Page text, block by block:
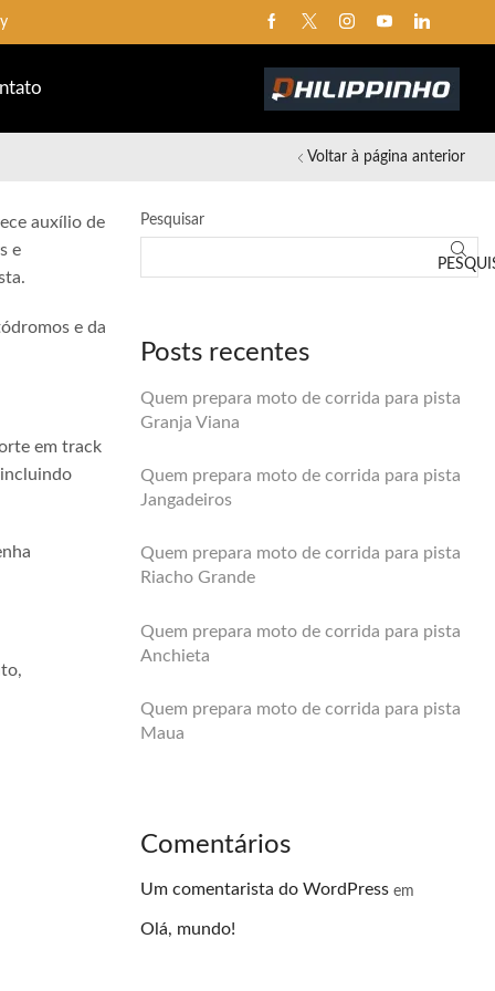
Voltar à página anterior
auxílio de
e
e da
em track
Pesquisar
Posts recentes
Quem prepara moto de corrida para pista
Granja Viana
Quem prepara moto de corrida para pista
Jangadeiros
Quem prepara moto de corrida para pista
Riacho Grande
Quem prepara moto de corrida para pista
Anchieta
Quem prepara moto de corrida para pista
Maua
Comentários
Um comentarista do WordPress em
Olá, mundo!